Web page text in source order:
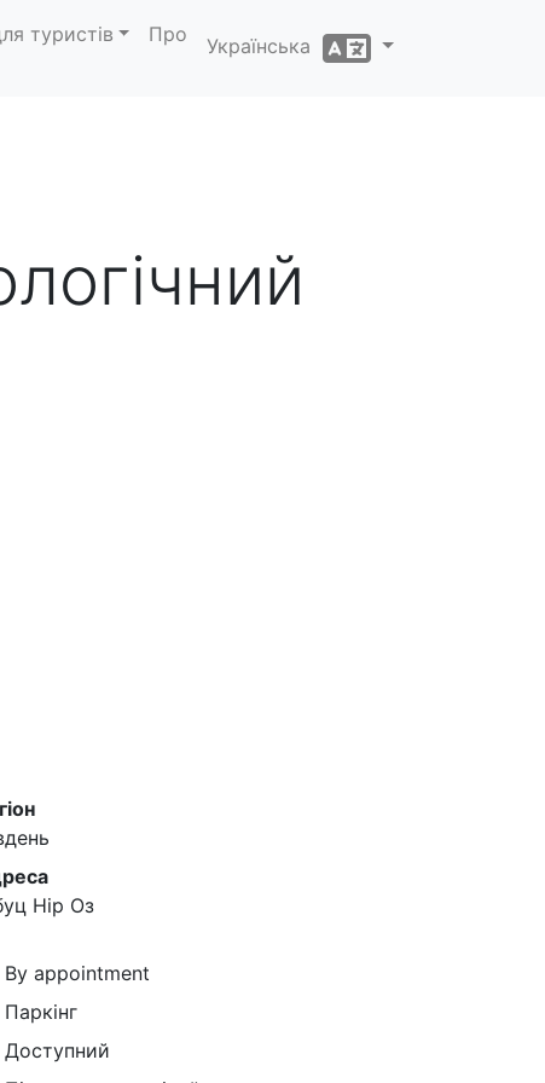
туристів Про
Українська
Нір Оз
By appointment
Паркінг
Доступний